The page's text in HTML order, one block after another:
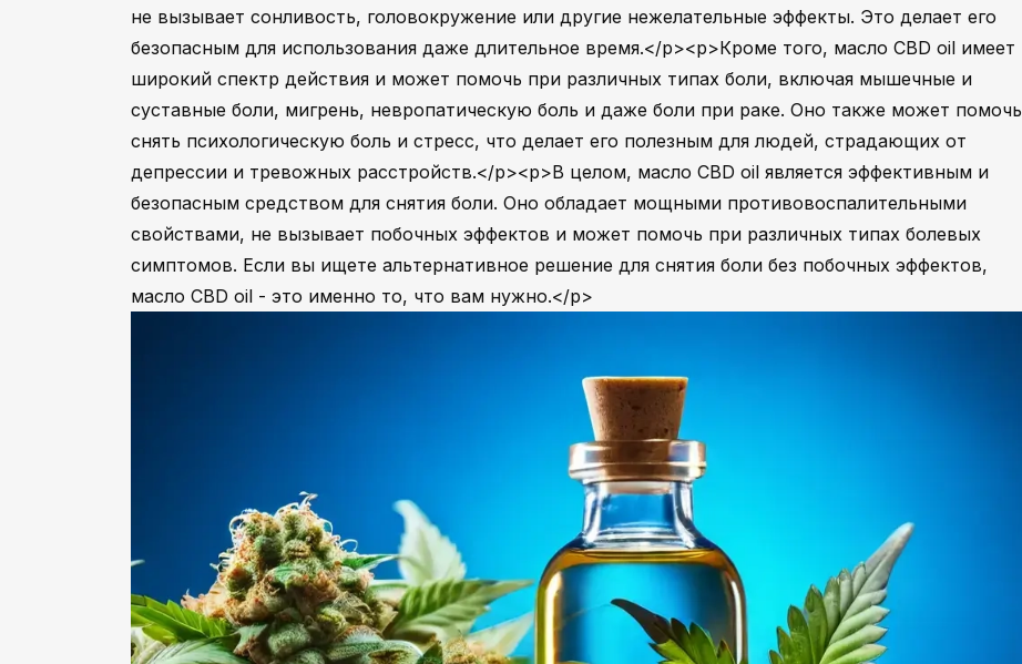
не вызывает сонливость, головокружение или другие нежелательные эффекты. Это делает его
безопасным для использования даже длительное время.</p><p>Кроме того, масло CBD oil имеет
широкий спектр действия и может помочь при различных типах боли, включая мышечные и
суставные боли, мигрень, невропатическую боль и даже боли при раке. Оно также может помочь
снять психологическую боль и стресс, что делает его полезным для людей, страдающих от
депрессии и тревожных расстройств.</p><p>В целом, масло CBD oil является эффективным и
безопасным средством для снятия боли. Оно обладает мощными противовоспалительными
свойствами, не вызывает побочных эффектов и может помочь при различных типах болевых
симптомов. Если вы ищете альтернативное решение для снятия боли без побочных эффектов,
масло CBD oil - это именно то, что вам нужно.</p>